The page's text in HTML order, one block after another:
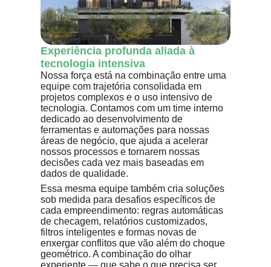
Experiência profunda aliada à
tecnologia intensiva
Nossa força está na combinação entre uma
equipe com trajetória consolidada em
projetos complexos e o uso intensivo de
tecnologia. Contamos com um time interno
dedicado ao desenvolvimento de
ferramentas e automações para nossas
áreas de negócio, que ajuda a acelerar
nossos processos e tornarem nossas
decisões cada vez mais baseadas em
dados de qualidade.
Essa mesma equipe também cria soluções
sob medida para desafios específicos de
cada empreendimento: regras automáticas
de checagem, relatórios customizados,
filtros inteligentes e formas novas de
enxergar conflitos que vão além do choque
geométrico. A combinação do olhar